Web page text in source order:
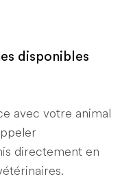
disponibles
avec votre animal
directement en